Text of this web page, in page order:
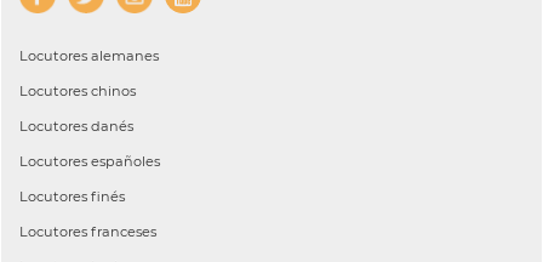
Locutores alemanes
Locutores chinos
Locutores danés
Locutores españoles
Locutores finés
Locutores franceses